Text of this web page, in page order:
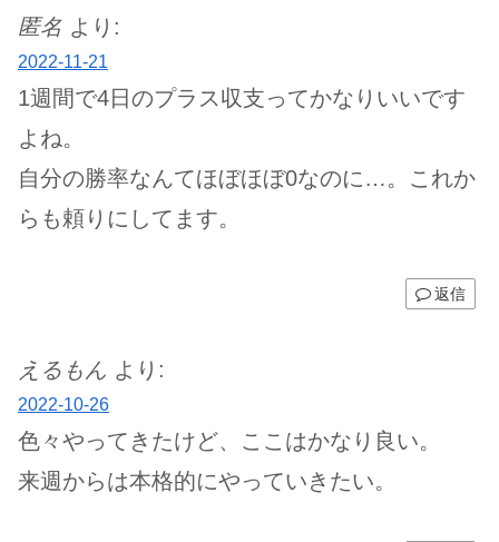
匿名 より:
2022-11-21
1週間で4日のプラス収支ってかなりいいです
よね。
自分の勝率なんてほぼほぼ0なのに…。これか
らも頼りにしてます。
返信
えるもん より:
2022-10-26
色々やってきたけど、ここはかなり良い。
来週からは本格的にやっていきたい。